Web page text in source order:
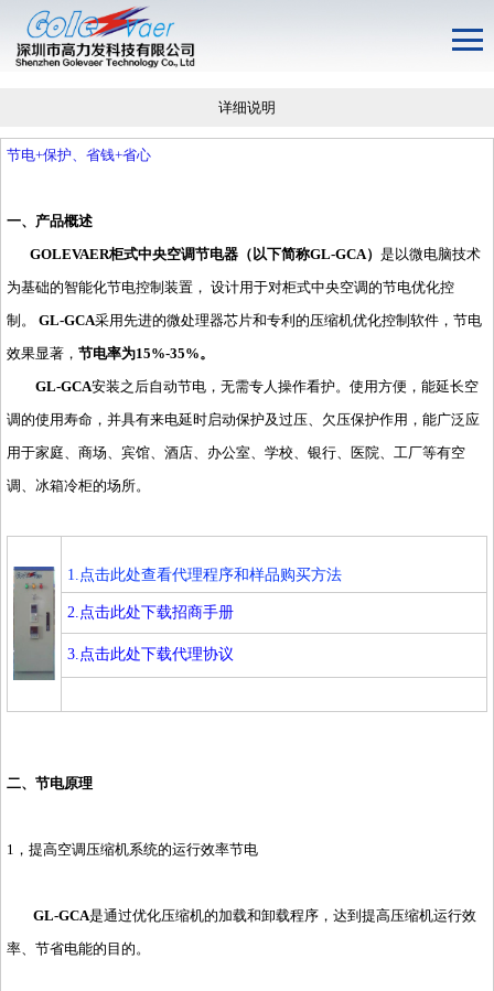
详细说明
节电+保护、省钱+省心
一、产品概述
GOLEVAER柜式中央空调节电器 （以下简称GL-GCA） 是以微电脑技术
为基础的智能化节电控制装置， 设计用于对柜式中央空调的节电优化控
制。 GL-GCA采用先进的微处理器芯片和专利的压缩机优化控制软件，节电
效果显著， 节电率为15%-35%。
GL-GCA安装之后自动节电，无需专人操作看护。使用方便，能延长空
调的使用寿命，并具有来电延时启动保护及过压、欠压保护作用，能广泛应
用于家庭、商场、宾馆、酒店、办公室、学校、银行、医院、工厂等有空
调、冰箱冷柜的场所。
1.点击此处查看代理程序和样品购买方法
2.点击此处下载招商手册
3.点击此处下载代理协议
二、节电原理
1，提高空调压缩机系统的运行效率节电
GL-GCA是通过优化压缩机的加载和卸载程序，达到提高压缩机运行效
率、节省电能的目的。